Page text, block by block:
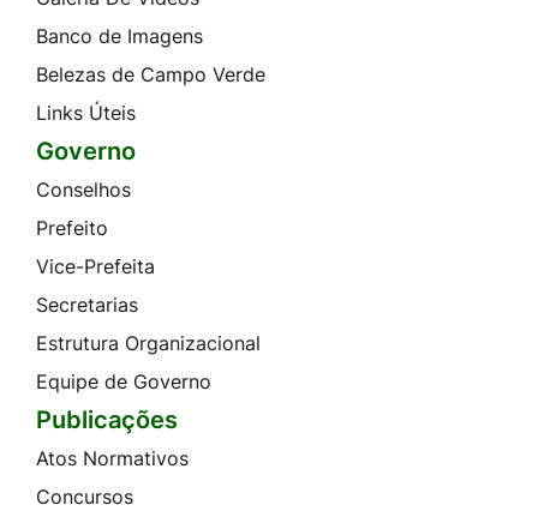
Banco de Imagens
Belezas de Campo Verde
Links Úteis
Governo
Conselhos
Prefeito
Vice-Prefeita
Secretarias
Estrutura Organizacional
Equipe de Governo
Publicações
Atos Normativos
Concursos